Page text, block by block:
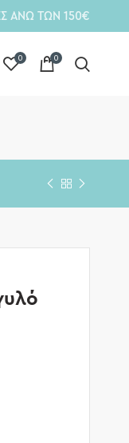
ΑΝΩ ΤΩΝ 150€
0 0